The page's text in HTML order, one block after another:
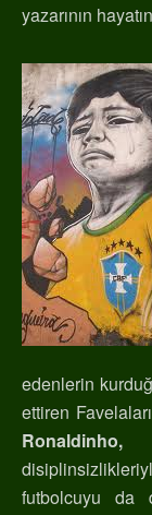
yazarının
edenlerin
ettiren
futbolcuyu da